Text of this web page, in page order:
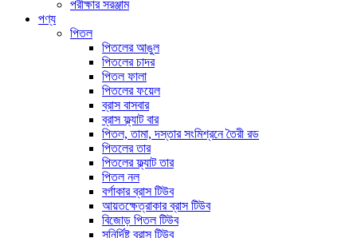
পরীক্ষার সরঞ্জাম
পণ্য
পিতল
পিতলের আঙুল
পিতলের চাদর
পিতল ফালা
পিতলের ফয়েল
ব্রাস বাসবার
ব্রাস ফ্ল্যাট বার
পিতল, তামা, দস্তার সংমিশ্রনে তৈরী রড
পিতলের তার
পিতলের ফ্ল্যাট তার
পিতল নল
বর্গাকার ব্রাস টিউব
আয়তক্ষেত্রাকার ব্রাস টিউব
বিজোড় পিতল টিউব
সুনির্দিষ্ট ব্রাস টিউব